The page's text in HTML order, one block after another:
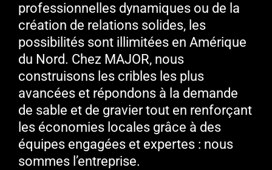
professionnelles dynamiques ou de la
création de relations solides, les
possibilités sont illimitées en Amérique
du Nord. Chez MAJOR, nous
construisons les cribles les plus
avancées et répondons à la demande
de sable et de gravier tout en renforçant
les économies locales grâce à des
équipes engagées et expertes : nous
sommes l’entreprise.